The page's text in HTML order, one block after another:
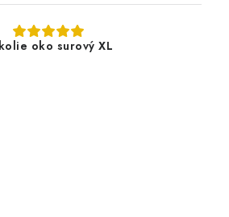
oko surový XL